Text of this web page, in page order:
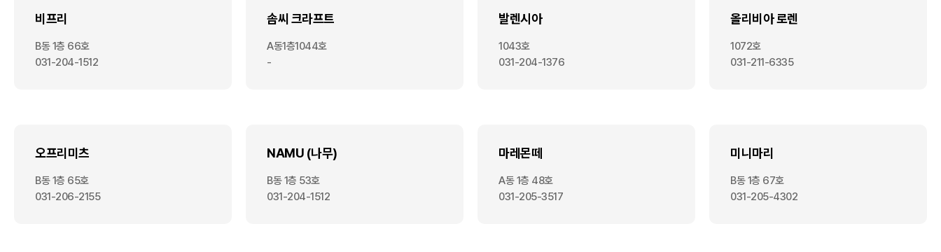
비프리
B동 1층 66호
031-204-1512
솜씨 크라프트
A동1층1044호
-
발렌시아
1043호
031-204-1376
올리비아 로렌
1072호
031-211-6335
오프리미츠
B동 1층 65호
031-206-2155
NAMU (나무)
B동 1층 53호
031-204-1512
마레몬떼
A동 1층 48호
031-205-3517
미니마리
B동 1층 67호
031-205-4302